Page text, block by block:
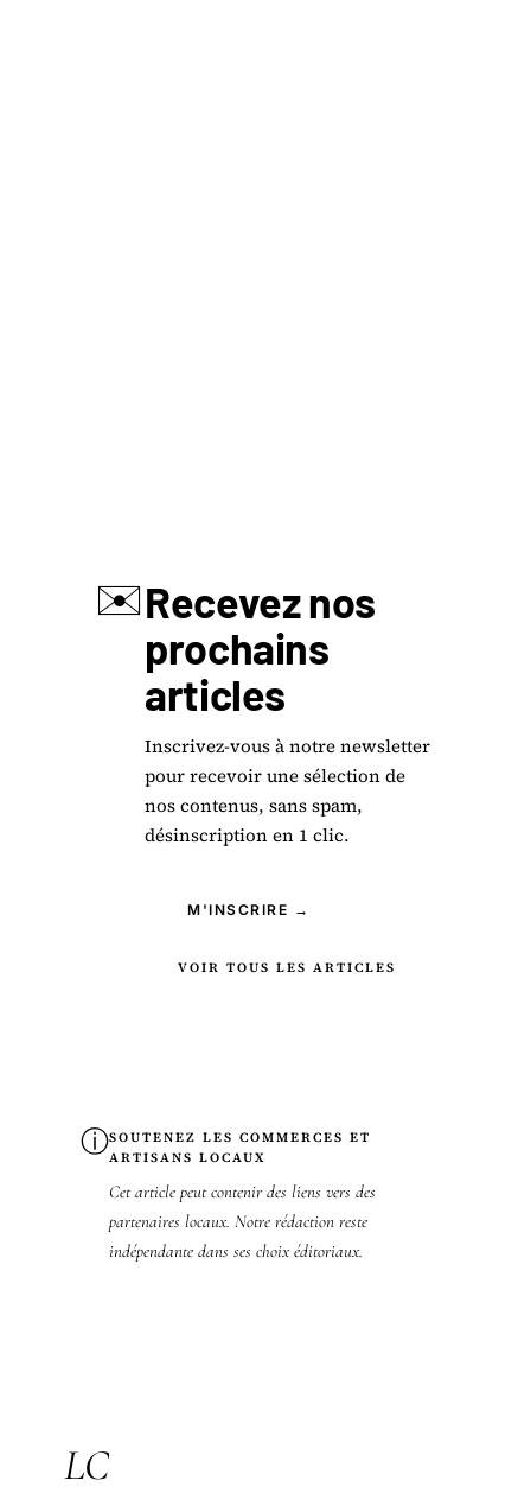
✉️Recevez nos
prochains
articles
Inscrivez-vous à notre newsletter
pour recevoir une sélection de
nos contenus, sans spam,
désinscription en 1 clic.
M'INSCRIRE →
VOIR TOUS LES ARTICLES
ⓘSOUTENEZ LES COMMERCES ET
ARTISANS LOCAUX
Cet article peut contenir des liens vers des
partenaires locaux. Notre rédaction reste
indépendante dans ses choix éditoriaux.
LC